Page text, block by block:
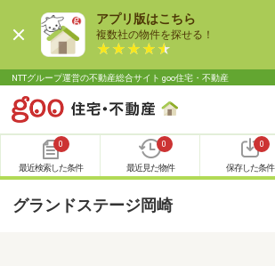
アプリ版はこちら
複数社の物件を探せる！
NTTグループ運営の不動産総合サイト goo住宅・不動産
0
最近検索した条件
0
最近見た物件
0
保存した条件
グランドステージ岡崎